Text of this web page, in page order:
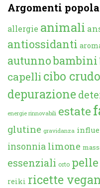
Argomenti
allergie animali
antiossidanti
autunnobambini
capelli cibo crudo
depurazione
energie rinnovabili estate
glutine gravidanza
insonnia limone
essenziali orto
reiki ricette